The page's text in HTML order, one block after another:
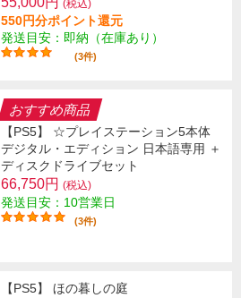
(税込)
550円分ポイント還元
発送目安：即納（在庫あり）
(3件)
おすすめ商品
【PS5】 ☆プレイステーション5本体
デジタル・エディション 日本語専用 ＋
ディスクドライブセット
66,750円 (税込)
発送目安：10営業日
(3件)
【PS5】 ほの暮しの庭